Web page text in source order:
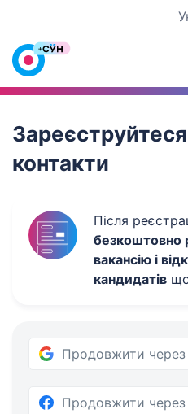
Work.ua
контакти
Після
безкоштовно
вакансію і
кандидатів
Продовжити
Продовжити